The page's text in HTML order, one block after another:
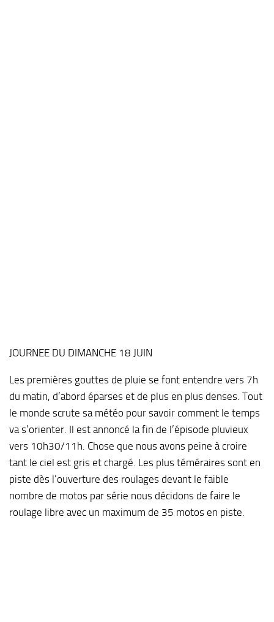
JOURNEE DU DIMANCHE 18 JUIN
Les premières gouttes de pluie se font entendre vers 7h
du matin, d’abord éparses et de plus en plus denses. Tout
le monde scrute sa météo pour savoir comment le temps
va s’orienter. Il est annoncé la fin de l’épisode pluvieux
vers 10h30/11h. Chose que nous avons peine à croire
tant le ciel est gris et chargé. Les plus téméraires sont en
piste dès l’ouverture des roulages devant le faible
nombre de motos par série nous décidons de faire le
roulage libre avec un maximum de 35 motos en piste.